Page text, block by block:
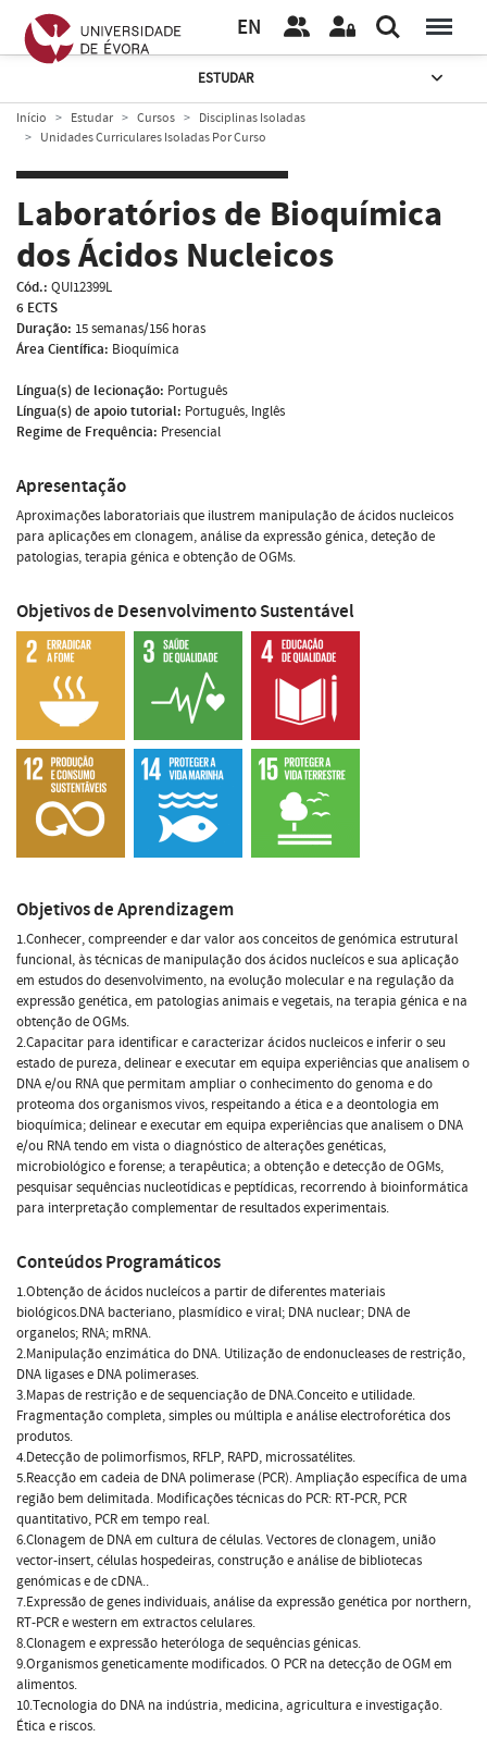
EN
ESTUDAR
Início Estudar Cursos
Disciplinas Isoladas
Unidades Curriculares Isoladas Por Curso
Laboratórios de Bioquímica
dos Ácidos Nucleicos
Cód.: QUI12399L
6 ECTS
Duração: 15 semanas/156 horas
Área Científica: Bioquímica
Língua(s) de lecionação: Português
Língua(s) de apoio tutorial: Português, Inglês
Regime de Frequência: Presencial
Apresentação
Aproximações laboratoriais que ilustrem manipulação de ácidos nucleicos
para aplicações em clonagem, análise da expressão génica, deteção de
patologias, terapia génica e obtenção de OGMs.
Objetivos de Desenvolvimento Sustentável
Objetivos de Aprendizagem
1.Conhecer, compreender e dar valor aos conceitos de genómica estrutural
funcional, às técnicas de manipulação dos ácidos nucleícos e sua aplicação
em estudos do desenvolvimento, na evolução molecular e na regulação da
expressão genética, em patologias animais e vegetais, na terapia génica e na
obtenção de OGMs.
2.Capacitar para identificar e caracterizar ácidos nucleicos e inferir o seu
estado de pureza, delinear e executar em equipa experiências que analisem o
DNA e/ou RNA que permitam ampliar o conhecimento do genoma e do
proteoma dos organismos vivos, respeitando a ética e a deontologia em
bioquímica; delinear e executar em equipa experiências que analisem o DNA
e/ou RNA tendo em vista o diagnóstico de alterações genéticas,
microbiológico e forense; a terapêutica; a obtenção e detecção de OGMs,
pesquisar sequências nucleotídicas e peptídicas, recorrendo à bioinformática
para interpretação complementar de resultados experimentais.
Conteúdos Programáticos
1.Obtenção de ácidos nucleícos a partir de diferentes materiais
biológicos.DNA bacteriano, plasmídico e viral; DNA nuclear; DNA de
organelos; RNA; mRNA.
2.Manipulação enzimática do DNA. Utilização de endonucleases de restrição,
DNA ligases e DNA polimerases.
3.Mapas de restrição e de sequenciação de DNA.Conceito e utilidade.
Fragmentação completa, simples ou múltipla e análise electroforética dos
produtos.
4.Detecção de polimorfismos, RFLP, RAPD, microssatélites.
5.Reacção em cadeia de DNA polimerase (PCR). Ampliação específica de uma
região bem delimitada. Modificações técnicas do PCR: RT-PCR, PCR
quantitativo, PCR em tempo real.
6.Clonagem de DNA em cultura de células. Vectores de clonagem, união
vector-insert, células hospedeiras, construção e análise de bibliotecas
genómicas e de cDNA..
7.Expressão de genes individuais, análise da expressão genética por northern,
RT-PCR e western em extractos celulares.
8.Clonagem e expressão heteróloga de sequências génicas.
9.Organismos geneticamente modificados. O PCR na detecção de OGM em
alimentos.
10.Tecnologia do DNA na indústria, medicina, agricultura e investigação.
Ética e riscos.